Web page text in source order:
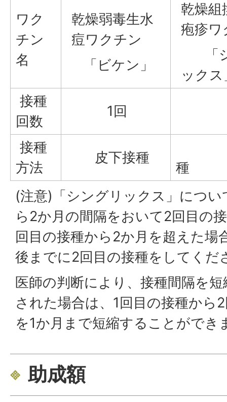
ワク
チン
名
乾燥弱毒生水
痘ワクチン
「ビケン」
乾燥組
疱疹ワ
「
ックス
接種
回数
1回
接種
方法
皮下接種
種
(注意)「シングリックス」につい
ら2か月の間隔をおいて2回目の
回目の接種から2か月を超えた場
後までに2回目の接種をしてくだ
医師の判断により、接種間隔を
された場合は、1回目の接種から
を1か月まで短縮することができ
助成額